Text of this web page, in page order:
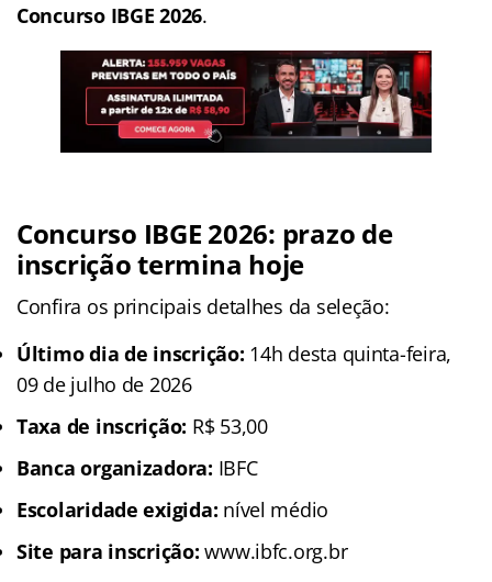
Concurso IBGE 2026.
Concurso IBGE 2026: prazo de
inscrição termina hoje
Confira os principais detalhes da seleção:
Último dia de inscrição: 14h desta quinta-feira,
09 de julho de 2026
Taxa de inscrição: R$ 53,00
Banca organizadora: IBFC
Escolaridade exigida: nível médio
Site para inscrição: www.ibfc.org.br